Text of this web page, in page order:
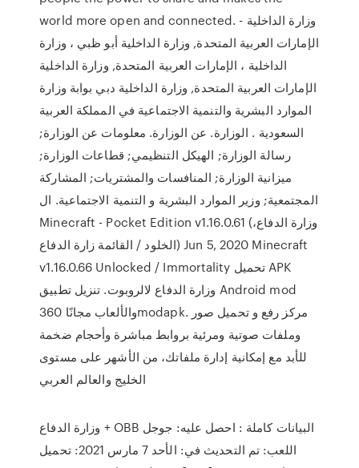
world more open and connected. وزارة الداخلية -
الإمارات العربية المتحدة, وزارة الداخلية أبو ظبي ، وزارة
الداخلية ، الإمارات العربية المتحدة, وزارة الداخلية
الإمارات العربية المتحدة, وزارة الداخلية دبي بوابة وزارة
الموارد البشرية والتنمية الاجتماعية في المملكة العربية
السعودية . الوزارة. عن الوزارة. معلومات عن الوزارة;
رسالة الوزارة; الهيكل التنظيمي; قطاعات الوزارة;
ميزانية الوزارة; المنافسات والمشتريات; المشاركة
المجتمعية; وزير الموارد البشرية و التنمية الاجتماعية. ال
Minecraft - Pocket Edition v1.16.0.61 (وزارة الدفاع،
الخلود / القائمة زارة الدفاع) Jun 5, 2020 Minecraft
v1.16.0.66 Unlocked / Immortality تحميل APK
وزارة الدفاع لالروبوت. تنزيل تطبيق Android mod
والألعاب مجانًا 360modapk. مركز رفع و تحميل صور
وملفات صوتية ومرئية بروابط مباشرة وأحجام ضخمة
للأبد مع إمكانية إدارة ملفاتك، من الأشهر على مستوى
الخليج والعالم العربي
وزارة الدفاع + OBB البيانات كاملة : احصل عليه: جوجل
اللعب: تم التحديث في: الأحد 7 مارس 2021: تحميل